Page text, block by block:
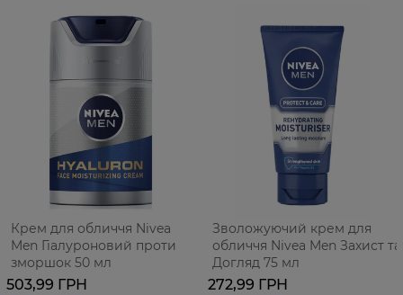
Крем для обличчя Nivea
Men Гіалуроновий проти
зморшок 50 мл
503,99 ГРН
Зволожуючий крем для
обличчя Nivea Men Захист та
Догляд 75 мл
272,99 ГРН